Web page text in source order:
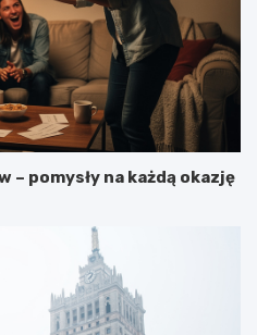
– pomysły na każdą okazję